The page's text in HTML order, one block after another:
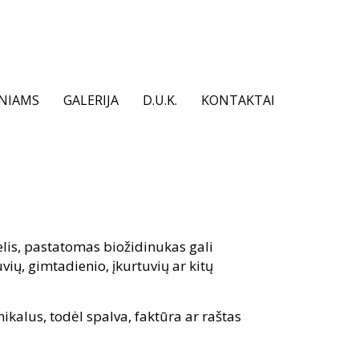
GALERIJA D.U.K. KONTAKTAI
pastatomas biožidinukas gali
gimtadienio, įkurtuvių ar kitų
todėl spalva, faktūra ar raštas